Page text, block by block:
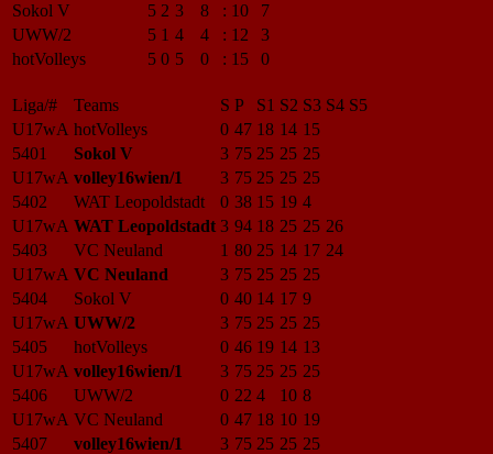
Sokol V
5 2 3 8 : 10
7
UWW/2
5 1 4 4 : 12
3
hotVolleys
5 0 5 0 : 15 0
Liga/# Teams S P S1 S2 S3 S4 S5
U17wA hotVolleys 0 47 18 14 15
5401
Sokol V 3 75 25 25 25
U17wA volley16wien/1 3 75 25 25 25
5402
WAT Leopoldstadt 0 38 15 19 4
U17wA WAT Leopoldstadt 3 94 18 25 25 26
5403
VC Neuland 1 80 25 14 17 24
U17wA VC Neuland 3 75 25 25 25
5404
Sokol V 0 40 14 17 9
U17wA UWW/2 3 75 25 25 25
5405
hotVolleys 0 46 19 14 13
U17wA volley16wien/1 3 75 25 25 25
5406
UWW/2 0 22 4 10 8
U17wA VC Neuland 0 47 18 10 19
5407
volley16wien/1 3 75 25 25 25